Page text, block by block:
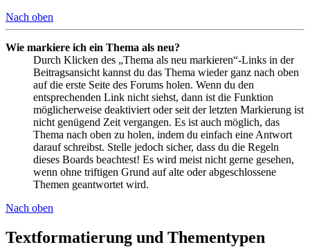
Nach oben
Wie markiere ich ein Thema als neu?
Durch Klicken des „Thema als neu markieren“-Links in der
Beitragsansicht kannst du das Thema wieder ganz nach oben
auf die erste Seite des Forums holen. Wenn du den
entsprechenden Link nicht siehst, dann ist die Funktion
möglicherweise deaktiviert oder seit der letzten Markierung ist
nicht genügend Zeit vergangen. Es ist auch möglich, das
Thema nach oben zu holen, indem du einfach eine Antwort
darauf schreibst. Stelle jedoch sicher, dass du die Regeln
dieses Boards beachtest! Es wird meist nicht gerne gesehen,
wenn ohne triftigen Grund auf alte oder abgeschlossene
Themen geantwortet wird.
Nach oben
Textformatierung und Thementypen